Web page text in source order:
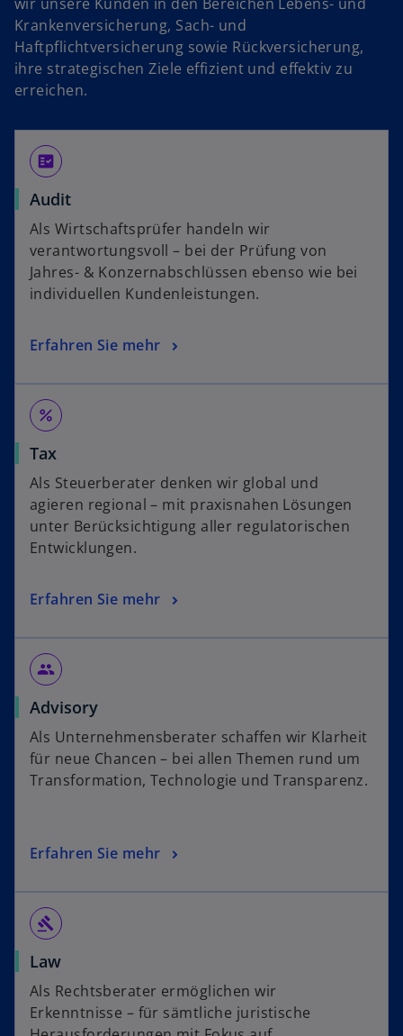
Krankenversicherung, Sach- und
Haftpflichtversicherung sowie Rückversicherung,
ihre strategischen Ziele effizient und effektiv zu
erreichen.
fact_check
Audit
Als Wirtschaftsprüfer handeln wir
verantwortungsvoll – bei der Prüfung von
Jahres- & Konzernabschlüssen ebenso wie bei
individuellen Kundenleistungen.
Erfahren Sie mehr
percent
Tax
Als Steuerberater denken wir global und
agieren regional – mit praxisnahen Lösungen
unter Berücksichtigung aller regulatorischen
Entwicklungen.
Erfahren Sie mehr
people
Advisory
Als Unternehmensberater schaffen wir Klarheit
für neue Chancen – bei allen Themen rund um
Transformation, Technologie und Transparenz.
Erfahren Sie mehr
gavel
Law
Als Rechtsberater ermöglichen wir
Erkenntnisse – für sämtliche juristische